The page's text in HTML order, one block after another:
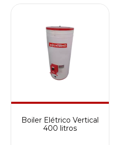
Boiler Elétrico Vertical
400 litros